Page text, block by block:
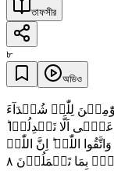
তাফসীর
৮
অডিও
لِلّٰہِ شُہَدَآءَ
اَلَّا تَعۡدِلُوۡا
اللّٰہَ ؕ اِنَّ اللّٰہَ
بِمَا تَعۡمَلُوۡنَ ٨